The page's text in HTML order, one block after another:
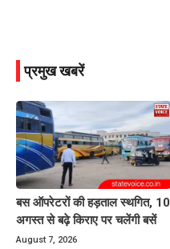
प्रमुख खबरें
बस ऑपरेटरों की हड़ताल स्थगित, 10
अगस्त से बढ़े किराए पर चलेंगी बसें
August 7, 2026